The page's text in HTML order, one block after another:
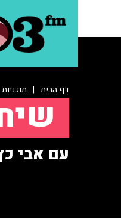
דף הבית | תוכניות
עם אבי